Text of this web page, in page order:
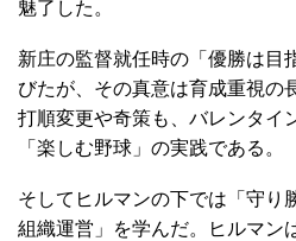
魅了した。
新庄の監督就任時の「優勝は目
びたが、その真意は育成重視の
打順変更や奇策も、バレンタイ
「楽しむ野球」の実践である。
そしてヒルマンの下では「守り
組織運営」を学んだ。ヒルマン